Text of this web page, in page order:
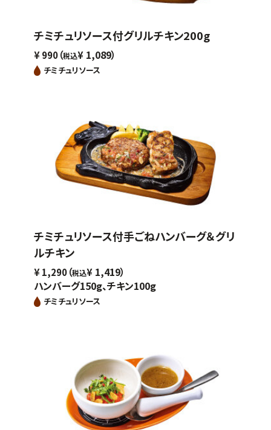
チミチュリソース付グリルチキン200g
¥990（税込¥1,089）
チミチュリソース
チミチュリソース付手ごねハンバーグ＆グリ
ルチキン
¥1,290（税込¥1,419）
ハンバーグ150g、チキン100g
チミチュリソース